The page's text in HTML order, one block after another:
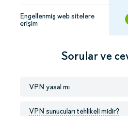
Engellenmiş web sitelere
erişim
Sorular ve
VPN yasal mı
VPN sunucuları tehlikeli midir?